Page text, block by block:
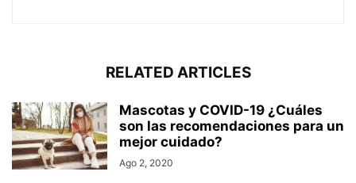
RELATED ARTICLES
Mascotas y COVID-19 ¿Cuáles
son las recomendaciones para un
mejor cuidado?
Ago 2, 2020